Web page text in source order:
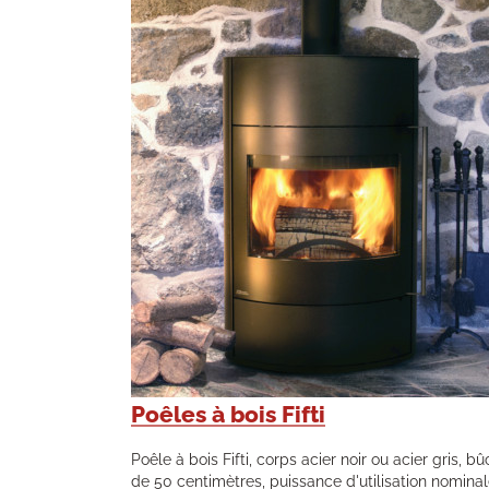
Poêles à bois Fifti
Poêle à bois Fifti, corps acier noir ou acier gris,
de 50 centimètres, puissance d'utilisation